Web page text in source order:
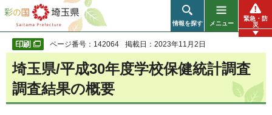
彩の国 埼玉県
情報を探す メニュー
緊急・防
災
ページ番号：142064 掲載日：2023年11月2日
埼玉県/平成30年度学校保健統計調査
調査結果の概要